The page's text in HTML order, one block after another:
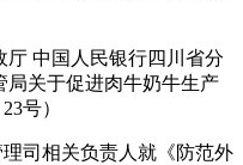
中国人民银行四川省分
局关于促进肉牛奶牛生产
号）
司相关负责人就《防范外